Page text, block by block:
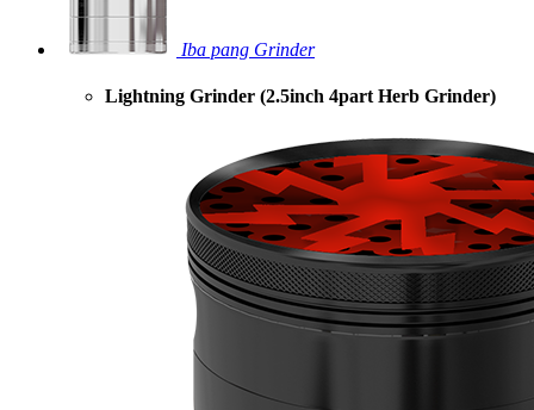
Iba pang Grinder
Lightning Grinder (2.5inch 4part Herb Grinder)